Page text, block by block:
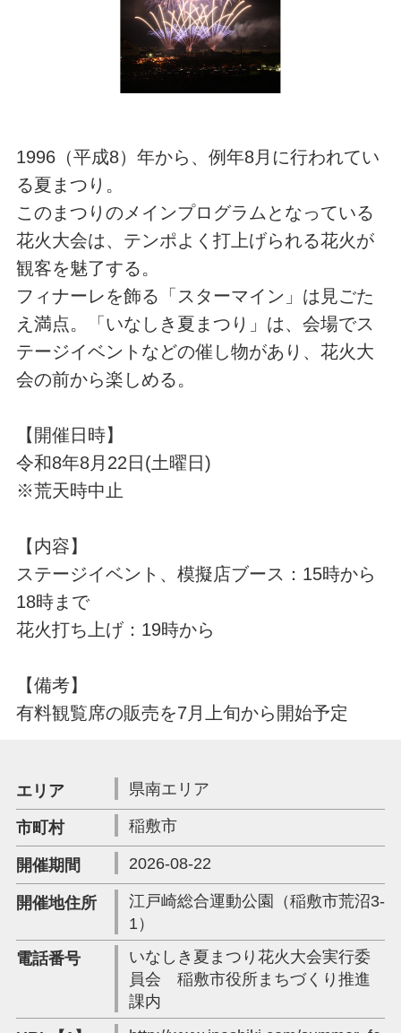
1996（平成8）年から、例年8月に行われてい
る夏まつり。
このまつりのメインプログラムとなっている
花火大会は、テンポよく打上げられる花火が
観客を魅了する。
フィナーレを飾る「スターマイン」は見ごた
え満点。「いなしき夏まつり」は、会場でス
テージイベントなどの催し物があり、花火大
会の前から楽しめる。
【開催日時】
令和8年8月22日(土曜日)
※荒天時中止
【内容】
ステージイベント、模擬店ブース：15時から
18時まで
花火打ち上げ：19時から
【備考】
有料観覧席の販売を7月上旬から開始予定
エリア 県南エリア
市町村 稲敷市
開催期間 2026-08-22
開催地住所
江戸崎総合運動公園（稲敷市荒沼3-
1）
電話番号
いなしき夏まつり花火大会実行委
員会 稲敷市役所まちづくり推進
課内